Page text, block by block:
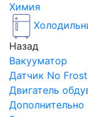
Химия
Назад
Вакууматор
Датчик No
Двигатель
Дополнительно